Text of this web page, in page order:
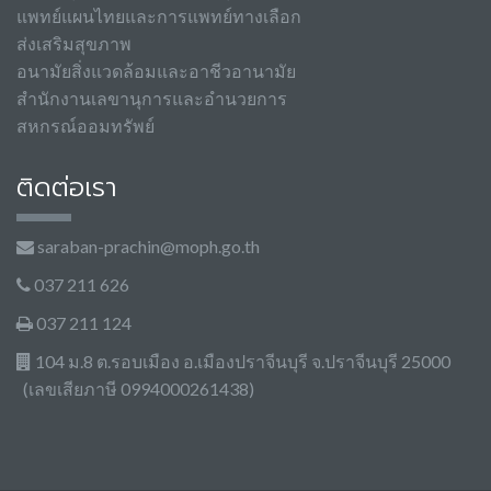
แพทย์แผนไทยและการแพทย์ทางเลือก
ส่งเสริมสุขภาพ
อนามัยสิ่งแวดล้อมและอาชีวอานามัย
สำนักงานเลขานุการและอำนวยการ
สหกรณ์ออมทรัพย์
ติดต่อเรา
saraban-prachin@moph.go.th
037 211 626
037 211 124
104 ม.8 ต.รอบเมือง อ.เมืองปราจีนบุรี จ.ปราจีนบุรี 25000
(เลขเสียภาษี 0994000261438)